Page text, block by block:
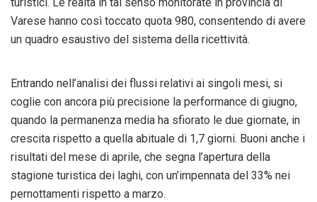
turistici. Le realtà in tal senso monitorate in provincia di
Varese hanno così toccato quota 980, consentendo di avere
un quadro esaustivo del sistema della ricettività.
Entrando nell’analisi dei flussi relativi ai singoli mesi, si
coglie con ancora più precisione la performance di giugno,
quando la permanenza media ha sfiorato le due giornate, in
crescita rispetto a quella abituale di 1,7 giorni. Buoni anche i
risultati del mese di aprile, che segna l’apertura della
stagione turistica dei laghi, con un’impennata del 33% nei
pernottamenti rispetto a marzo.